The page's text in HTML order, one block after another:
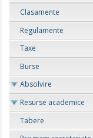
Clasamente
Regulamente
Taxe
Burse
Absolvire
Resurse academice
Tabere